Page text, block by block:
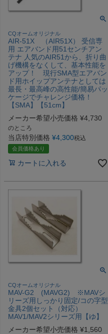
CQオームオリジナル
AIR-51X （AIR51X） 受信専
用 エアバンド用51センチアン
テナ 人気のAIR51から、折り曲
げ機構をなくして、基本性能を
アップ！ 現行SMA型エアバン
ド用ホイップアンテナとしては
最長・最高峰の高性能/簡易パッ
ケージでチャレンジ価格！
【SMA】【51cm】
メーカー希望小売価格 ¥4,730
のところ
当店特別価格 ¥4,300税込
会員価格あり
カートに入れる
CQオームオリジナル
MAV-G2 (MAVG2) ※MAVシ
リーズ用しっかり固定/コの字型
金具2個セット（対応）
MAV1/MAV2シリーズ用【ゆ】
メーカー希望小売価格 ¥1,560